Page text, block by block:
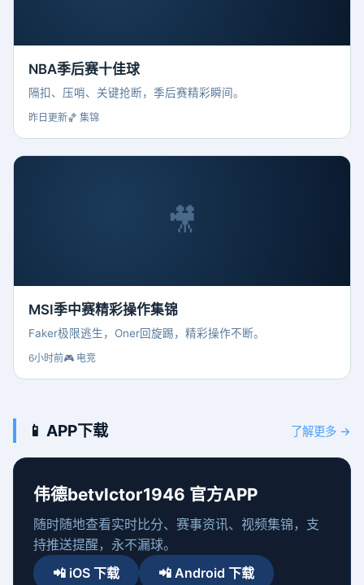
NBA季后赛十佳球
隔扣、压哨、关键抢断，季后赛精彩瞬间。
昨日更新🏀 集锦
🎥
MSI季中赛精彩操作集锦
Faker极限逃生，Oner回旋踢，精彩操作不断。
6小时前🎮 电竞
📱 APP下载 了解更多 →
伟德betvlctor1946 官方APP
随时随地查看实时比分、赛事资讯、视频集锦，支
持推送提醒，永不漏球。
📲 iOS 下载
📲 Android 下载